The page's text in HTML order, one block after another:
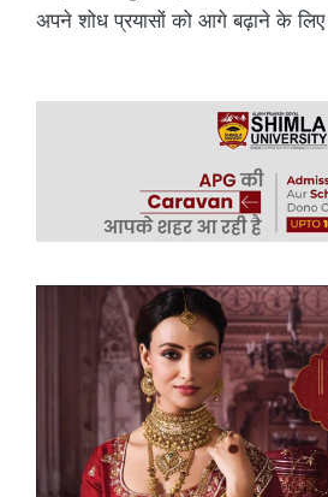
अपने शोध प्रयासों को आगे बढ़ाने के लिए